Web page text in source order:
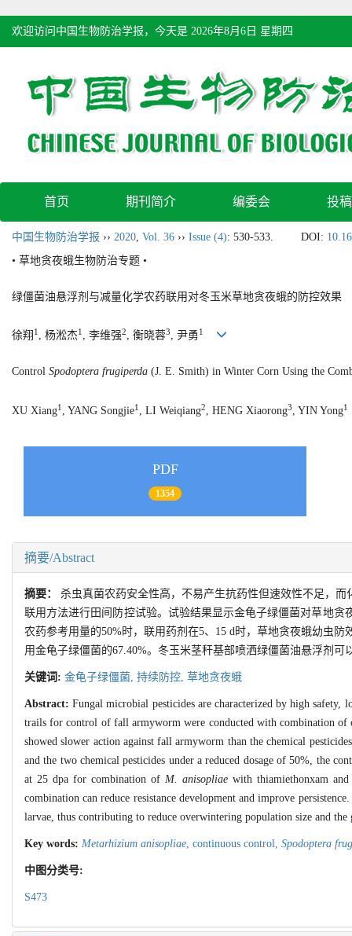
欢迎访问中国生物防治学报，今天是 2026年8月6日 星期四
首页 期刊简介 编委会 投
中国生物防治学报 ›› 2020, Vol. 36 ›› Issue (4): 530-533. DOI:
• 草地贪夜蛾生物防治专题 •
绿僵菌油悬浮剂与减量化学农药联用对冬玉米草地贪夜蛾的防控效果
徐翔 1 , 杨淞杰1 , 李维强2, 衡晓蓉3, 尹勇1
Control Spodoptera frugiperda (J. E. Smith) in Winter Corn Using the
XU Xiang1 , YANG Songjie1 , LI Weiqiang2 , HENG Xiaorong3 , YIN Yong1
PDF
1354
摘要/Abstract
摘要： 杀虫真菌农药安全性高，不易产生抗药性但速效性不足，
联用方法进行田间防控试验。试验结果显示金龟子绿僵菌对草地贪
农药参考用量的50%时，联用药剂在5、15 d时，草地贪夜蛾幼虫
用金龟子绿僵菌的67.40%。冬玉米茎秆基部喷洒绿僵菌油悬浮剂
关键词: 金龟子绿僵菌, 持续防控, 草地贪夜蛾
Abstract:Fungal microbial pesticides are characterized by high
trails for control of fall armyworm were conducted with combination of
showed slower action against fall armyworm than the chemical
and the two chemical pesticides under a reduced dosage of 50%, the
at 25 dpa for combination of M. anisopliae with thiamiethonxam
combination can reduce resistance development and improve
larvae, thus contributing to reduce overwintering population size and
Key words: Metarhizium anisopliae, continuous control, Spodoptera
中图分类号:
S473